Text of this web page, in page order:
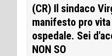
(CR) Il sindaco
manifesto pro
ospedale. Sei
NON SO